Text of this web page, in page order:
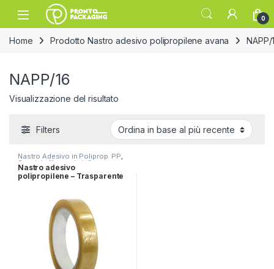
Skip to navigation
Skip to content
Open 0
Home Prodotto Nastro adesivo polipropilene avana NAPP/
NAPP/16
Visualizzazione del risultato
Filters
Nastro Adesivo in Poliprop. PP,
Speciale "Lavanderia"
Nastro adesivo
polipropilene – Trasparente